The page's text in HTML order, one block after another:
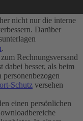
nicht nur die interne
Darüber
.
Rechnungsversand
besser, als beim
Schutz versehen
einen persönlichen